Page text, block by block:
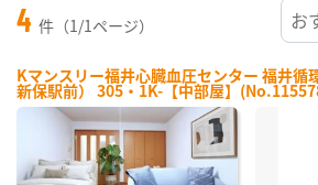
4 件（1/1ページ）
Kマンスリー福井心臓血圧センター 福井循
新保駅前） 305・1K-【中部屋】